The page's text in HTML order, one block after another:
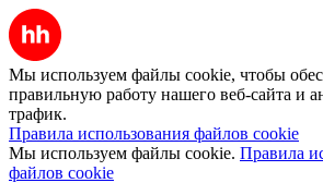
Мы используем файлы cookie, чтобы
правильную работу нашего веб-сайта и
трафик.
Правила использования файлов cookie
Мы используем файлы cookie. Правила
файлов cookie